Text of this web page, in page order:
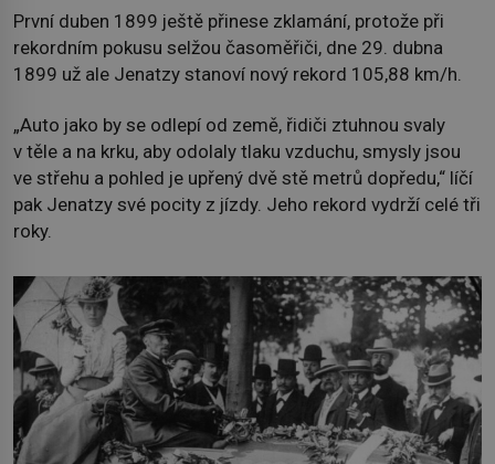
První duben 1899 ještě přinese zklamání, protože při
rekordním pokusu selžou časoměřiči, dne 29. dubna
1899 už ale Jenatzy stanoví nový rekord 105,88 km/h.
„Auto jako by se odlepí od země, řidiči ztuhnou svaly
v těle a na krku, aby odolaly tlaku vzduchu, smysly jsou
ve střehu a pohled je upřený dvě stě metrů dopředu,“ líčí
pak Jenatzy své pocity z jízdy. Jeho rekord vydrží celé tři
roky.